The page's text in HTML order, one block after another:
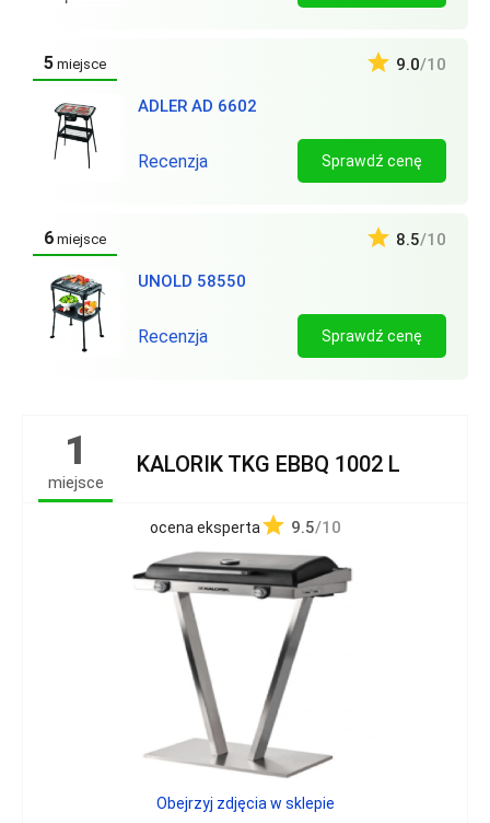
5 miejsce
ADLER AD 6602
9.0/10
Recenzja Sprawdź cenę
6 miejsce
UNOLD 58550
8.5/10
Recenzja Sprawdź cenę
1
miejsce
KALORIK TKG EBBQ 1002 L
ocena eksperta 9.5/10
Obejrzyj zdjęcia w sklepie